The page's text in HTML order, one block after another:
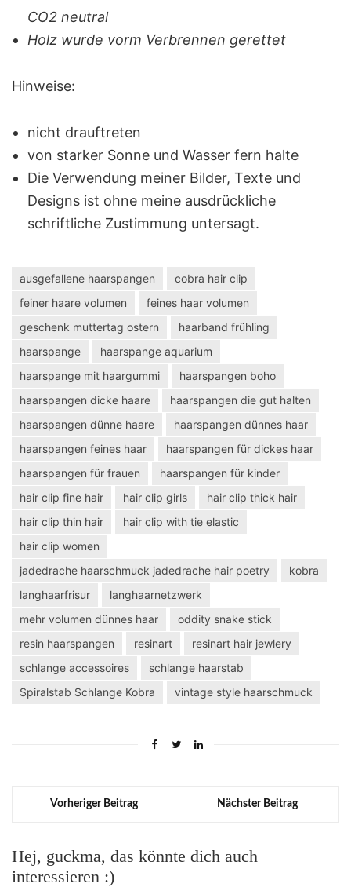
CO2 neutral
Holz wurde vorm Verbrennen gerettet
Hinweise:
nicht drauftreten
von starker Sonne und Wasser fern halte
Die Verwendung meiner Bilder, Texte und
Designs ist ohne meine ausdrückliche
schriftliche Zustimmung untersagt.
ausgefallene haarspangen
cobra hair clip
feiner haare volumen
feines haar volumen
geschenk muttertag ostern
haarband frühling
haarspange
haarspange aquarium
haarspange mit haargummi
haarspangen boho
haarspangen dicke haare
haarspangen die gut halten
haarspangen dünne haare
haarspangen dünnes haar
haarspangen feines haar
haarspangen für dickes haar
haarspangen für frauen
haarspangen für kinder
hair clip fine hair
hair clip girls
hair clip thick hair
hair clip thin hair
hair clip with tie elastic
hair clip women
jadedrache haarschmuck jadedrache hair poetry
kobra
langhaarfrisur
langhaarnetzwerk
mehr volumen dünnes haar
oddity snake stick
resin haarspangen
resinart
resinart hair jewlery
schlange accessoires
schlange haarstab
Spiralstab Schlange Kobra
vintage style haarschmuck
Vorheriger Beitrag Nächster Beitrag
Hej, guckma, das könnte dich auch
interessieren :)